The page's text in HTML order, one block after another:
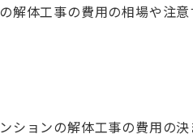
解体工事の費用の相場や注
ションの解体工事の費用の決